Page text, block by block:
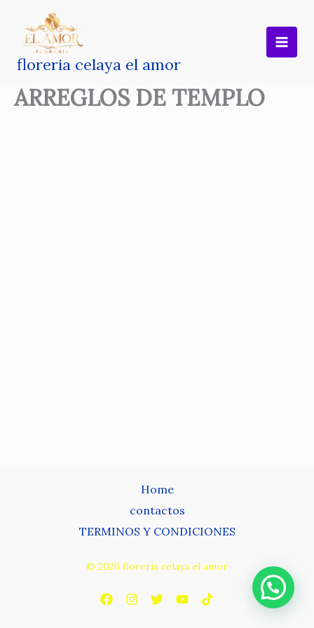
contenido
floreria celaya el amor
ARREGLOS DE TEMPLO
Home
contactos
TERMINOS Y CONDICIONES
© 2026 floreria celaya el amor